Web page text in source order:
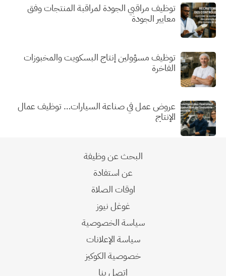
توظيف مراقبي الجودة لمراقبة المنتجات وفق
معايير الجودة
توظيف مسؤولين إنتاج البسكويت والمخبوزات
الفاخرة
عروض عمل في صناعة السيارات… توظيف عمال
الإنتاج
البحث عن وظيفة
عن استفادة
اوقات الصلاة
غوغل نيوز
سياسة الخصوصية
سياسة الإعلانات
خصوصية الكوكيز
اتصل بنا